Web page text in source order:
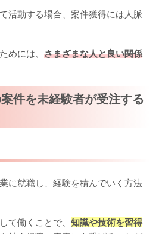
活動する場合、案件獲得には人脈
めには、 さまざまな人と良い関係
件を未経験者が受注する
に就職し、経験を積んでいく方法
て働くことで、 知識や技術を習得